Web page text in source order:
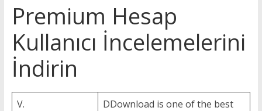
Premium Hesap
Kullanıcı İncelemelerini
İndirin
V.
DDownload is one of the best